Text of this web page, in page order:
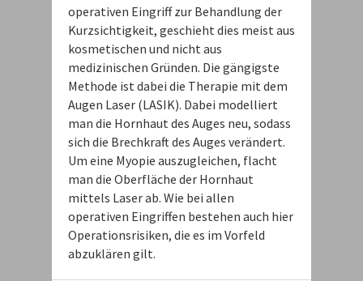
operativen Eingriff zur Behandlung der
Kurzsichtigkeit, geschieht dies meist aus
kosmetischen und nicht aus
medizinischen Gründen. Die gängigste
Methode ist dabei die Therapie mit dem
Augen Laser (LASIK). Dabei modelliert
man die Hornhaut des Auges neu, sodass
sich die Brechkraft des Auges verändert.
Um eine Myopie auszugleichen, flacht
man die Oberfläche der Hornhaut
mittels Laser ab. Wie bei allen
operativen Eingriffen bestehen auch hier
Operationsrisiken, die es im Vorfeld
abzuklären gilt.